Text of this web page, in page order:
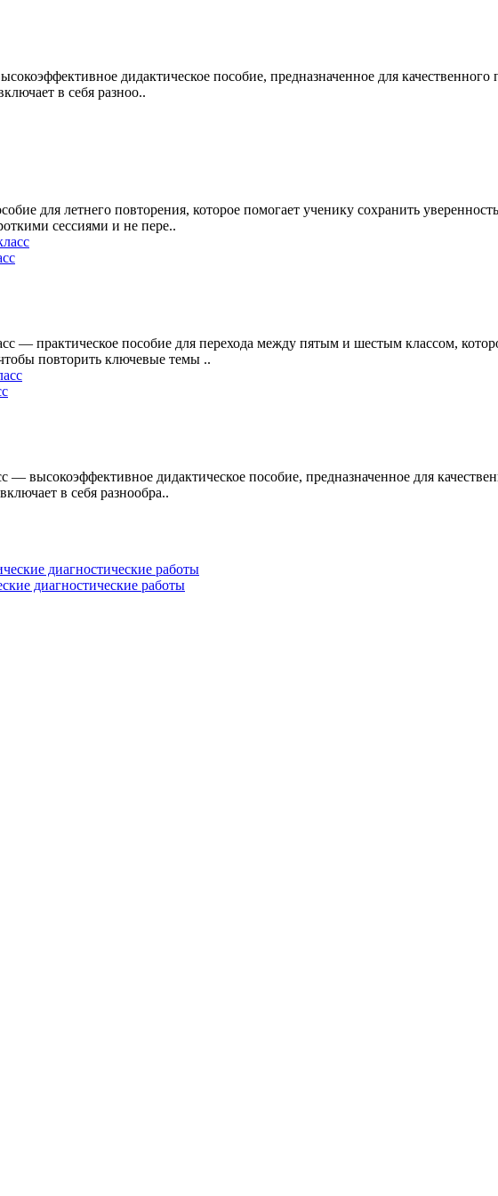
дидактическое пособие, предназначенное для
в себя разноо..
для летнего повторения, которое помогает ученику сохранить
сессиями и не пере..
— практическое пособие для перехода между пятым и шестым классом,
повторить ключевые темы ..
высокоэффективное дидактическое пособие, предназначенное для
в себя разнообра..
диагностические работы